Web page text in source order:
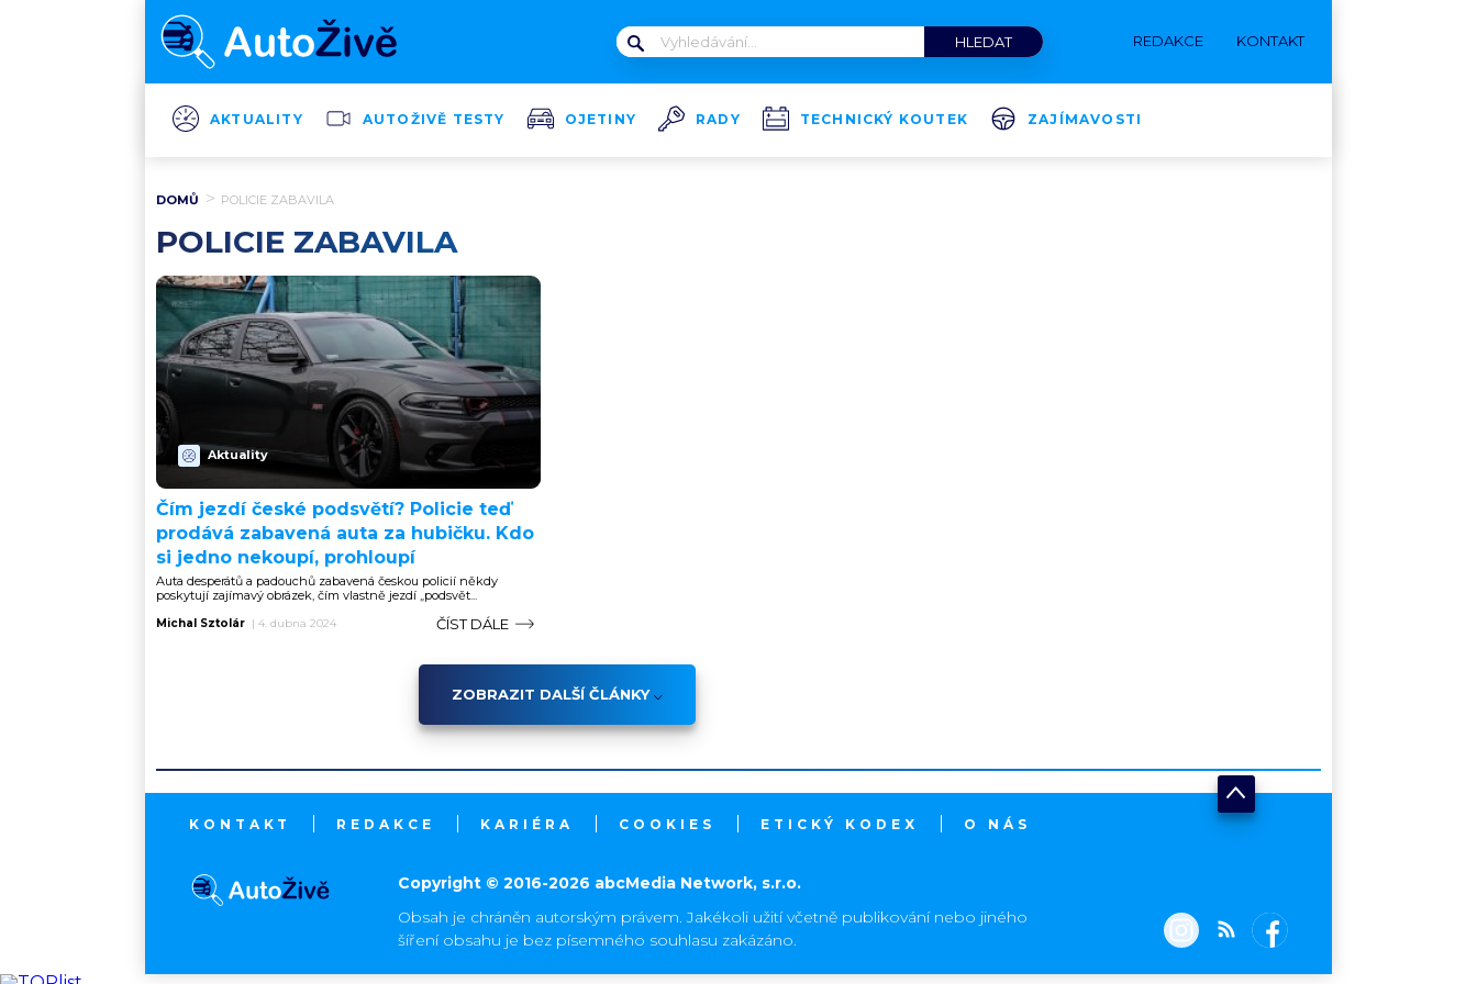
REDAKCE KONTAKT
AKTUALITY AUTOŽIVĚ TESTY OJETINY RADY TECHNICKÝ KOUTEK ZAJÍMAVOSTI
DOMŮ POLICIE ZABAVILA
POLICIE ZABAVILA
Aktuality
Čím jezdí české podsvětí? Policie teď
prodává zabavená auta za hubičku. Kdo
si jedno nekoupí, prohloupí
Auta desperátů a padouchů zabavená českou policií někdy
poskytují zajímavý obrázek, čím vlastně jezdí „podsvět...
Michal Sztolár | 4. dubna 2024 ČÍST DÁLE
ZOBRAZIT DALŠÍ ČLÁNKY
KONTAKT REDAKCE KARIÉRA COOKIES ETICKÝ KODEX O NÁS
Copyright © 2016-2026 abcMedia Network, s.r.o.
Obsah je chráněn autorským právem. Jakékoli užití včetně publikování nebo jiného
šíření obsahu je bez písemného souhlasu zakázáno.